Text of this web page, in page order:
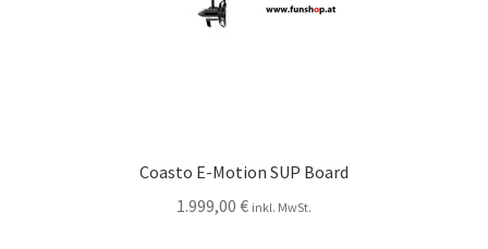
Coasto E-Motion SUP Board
1.999,00 € inkl. MwSt.